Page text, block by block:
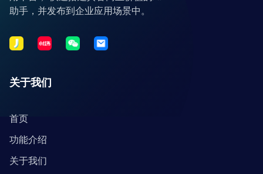
助手，并发布到企业应用场景中。
关于我们
首页
功能介绍
关于我们